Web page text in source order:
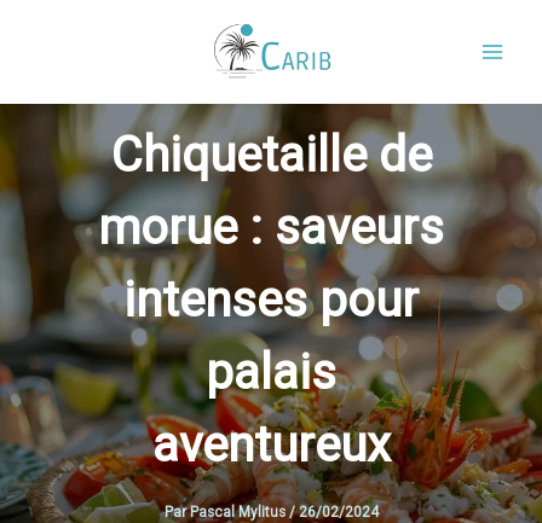
Chiquetaille de
morue : saveurs
intenses pour
palais
aventureux
ParPascal Mylitus/26/02/2024